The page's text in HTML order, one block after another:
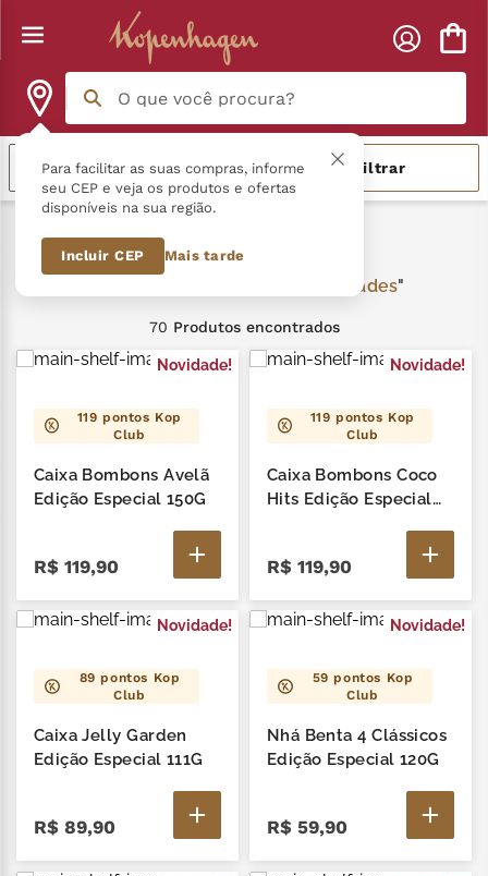
Para facilitar as suas compras, informe
seu CEP e veja os produtos e ofertas
disponíveis na sua região.
Incluir CEP Mais tarde
O que você procura?
Relevância Filtrar
Novidades
Novidades
70 Produtos
Novidade!
119 pontos Kop
Club
Caixa Bombons Avelã
Edição Especial 150G
R$ 119,90
Novidade!
119 pontos Kop
Club
Caixa Bombons Coco
Hits Edição Especial
R$ 119,90
Novidade!
89 pontos Kop
Club
Caixa Jelly Garden
Edição Especial 111G
R$ 89,90
Novidade!
59 pontos Kop
Club
Nhá Benta 4 Clássicos
Edição Especial 120G
R$ 59,90
Termos mais buscados
4º trufa
nhá benta kopenhagen
zero lactose